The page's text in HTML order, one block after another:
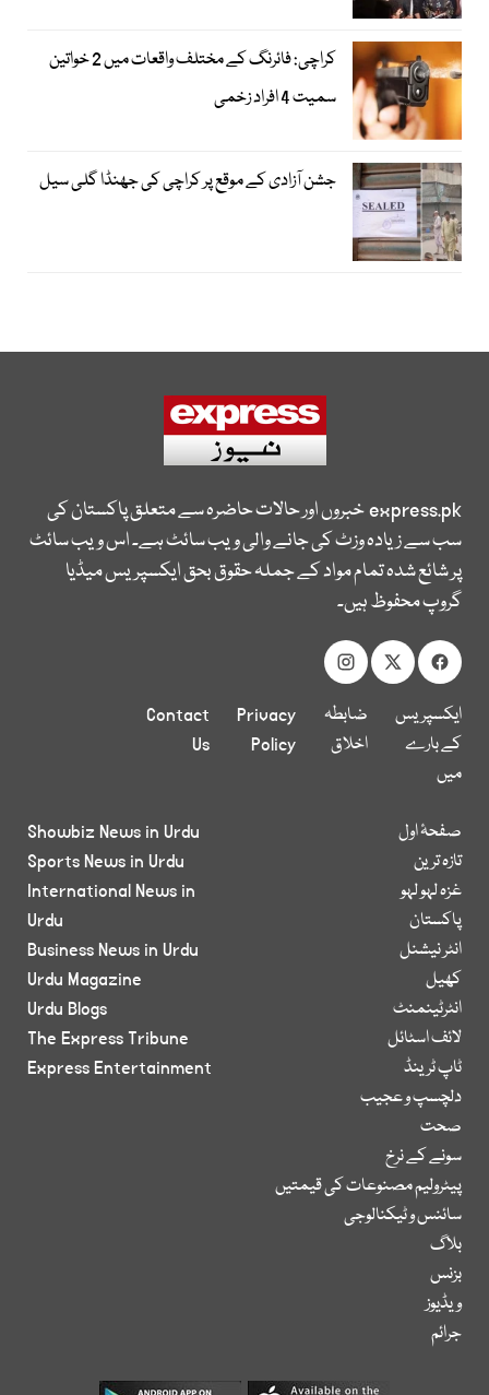
کراچی: فائرنگ کے مختلف واقعات میں 2 خواتین
سمیت 4 افراد زخمی
جشن آزادی کے موقع پر کراچی کی جھنڈا گلی سیل
express.pkخبروں اور حالات حاضرہ سے متعلق پاکستان کی
سب سے زیادہ وزٹ کی جانے والی ویب سائٹ ہے۔ اس ویب سائٹ
پر شائع شدہ تمام مواد کے جملہ حقوق بحق ایکسپریس میڈیا
گروپ محفوظ ہیں۔
ایکسپریس
کے بارے
میں
ضابطہ
اخلاق
Privacy
Policy
Contact
Us
صفحۂ اول
تازہ ترین
غزہ لہو لہو
پاکستان
انٹر نیشنل
کھیل
انٹرٹینمنٹ
لائف اسٹائل
ٹاپ ٹرینڈ
دلچسپ و عجیب
صحت
سونے کے نرخ
پیٹرولیم مصنوعات کی قیمتیں
سائنس و ٹیکنالوجی
بلاگ
بزنس
ویڈیوز
جرائم
Showbiz News in Urdu
Sports News in Urdu
International News in
Urdu
Business News in Urdu
Urdu Magazine
Urdu Blogs
The Express Tribune
Express Entertainment